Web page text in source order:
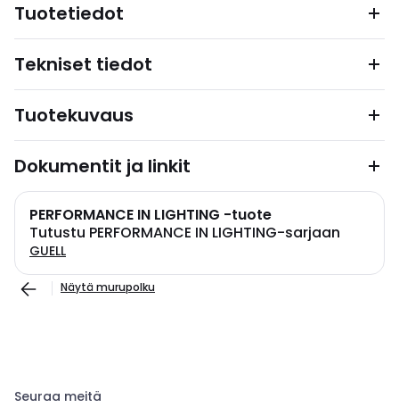
Tuotetiedot
Tekniset tiedot
Tuotekuvaus
Dokumentit ja linkit
PERFORMANCE IN LIGHTING -tuote
Tutustu PERFORMANCE IN LIGHTING-sarjaan
GUELL
Näytä murupolku
Seuraa meitä